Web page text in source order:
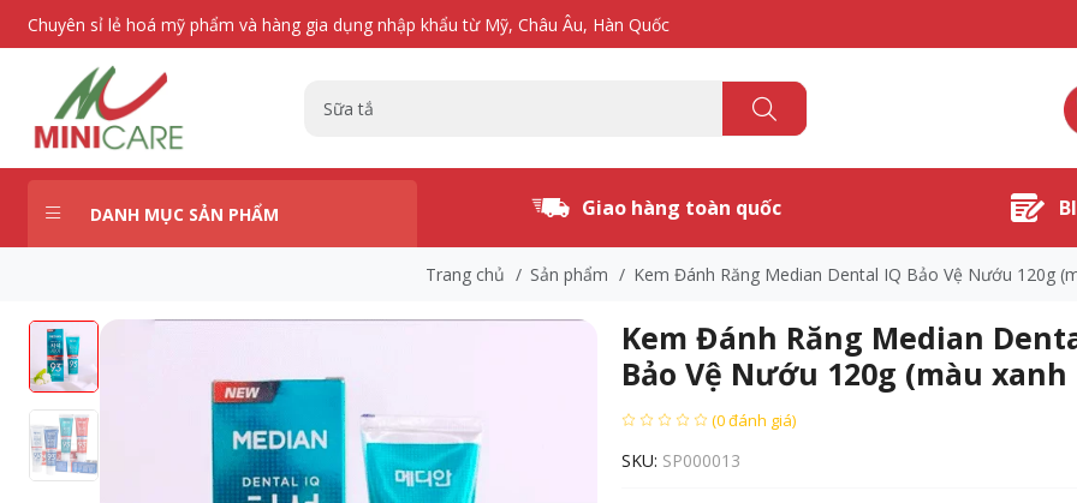
Chuyên sỉ lẻ hoá mỹ phẩm và hàng gia dụng nhập khẩu từ Mỹ, Châu Âu, Hàn Quốc
DANH MỤC SẢN PHẨM Giao hàng toàn quốc
Trang chủ / Sản phẩm / Kem Đánh Răng Median Dental IQ Bảo Vệ Nướu 120g
Kem Đánh Răng Median
Bảo Vệ Nướu 120g (màu xanh
(0 đánh giá)
SKU: SP000013